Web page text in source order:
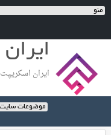
ایران